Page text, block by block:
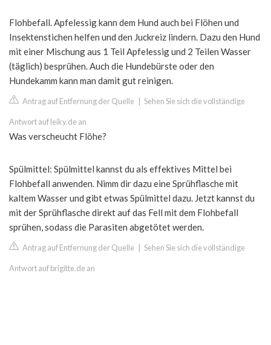
Flohbefall. Apfelessig kann dem Hund auch bei Flöhen und
Insektenstichen helfen und den Juckreiz lindern. Dazu den Hund
mit einer Mischung aus 1 Teil Apfelessig und 2 Teilen Wasser
(täglich) besprühen. Auch die Hundebürste oder den
Hundekamm kann man damit gut reinigen.
Antrag auf Entfernung der Quelle Sehen Sie sich die vollständige
Antwort auf leiky.de an
Was verscheucht Flöhe?
Spülmittel: Spülmittel kannst du als effektives Mittel bei
Flohbefall anwenden. Nimm dir dazu eine Sprühflasche mit
kaltem Wasser und gibt etwas Spülmittel dazu. Jetzt kannst du
mit der Sprühflasche direkt auf das Fell mit dem Flohbefall
sprühen, sodass die Parasiten abgetötet werden.
Antrag auf Entfernung der Quelle Sehen Sie sich die vollständige
Antwort auf brigitte.de an